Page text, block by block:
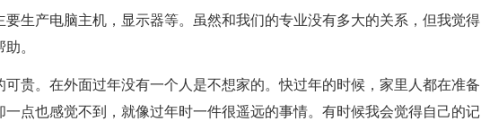
要生产电脑主机，显示器等。虽然和我们的专业没有多大的关系，但我觉得
。
贵。在外面过年没有一个人是不想家的。快过年的时候，家里人都在准备
点也感觉不到，就像过年时一件很遥远的事情。有时候我会觉得自己的记